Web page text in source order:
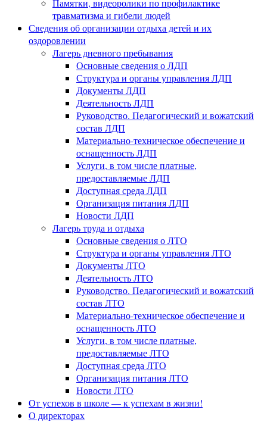
Памятки, видеоролики по профилактике
травматизма и гибели людей
Сведения об организации отдыха детей и их
оздоровлении
Лагерь дневного пребывания
Основные сведения о ЛДП
Структура и органы управления ЛДП
Документы ЛДП
Деятельность ЛДП
Руководство. Педагогический и вожатский
состав ЛДП
Материально-техническое обеспечение и
оснащенность ЛДП
Услуги, в том числе платные,
предоставляемые ЛДП
Доступная среда ЛДП
Организация питания ЛДП
Новости ЛДП
Лагерь труда и отдыха
Основные сведения о ЛТО
Структура и органы управления ЛТО
Документы ЛТО
Деятельность ЛТО
Руководство. Педагогический и вожатский
состав ЛТО
Материально-техническое обеспечение и
оснащенность ЛТО
Услуги, в том числе платные,
предоставляемые ЛТО
Доступная среда ЛТО
Организация питания ЛТО
Новости ЛТО
От успехов в школе — к успехам в жизни!
О директорах